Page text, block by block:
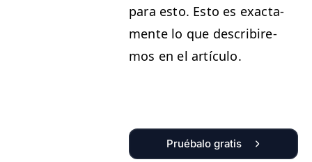
para esto. Esto es exac­ta­
mente lo que describire­
mos en el artículo.
Pruébalo gratis